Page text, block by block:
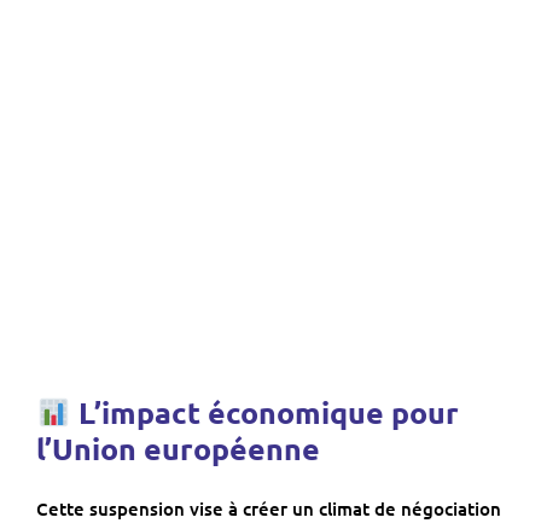
L’impact économique pour
l’Union européenne
Cette suspension vise à créer un climat de négociation